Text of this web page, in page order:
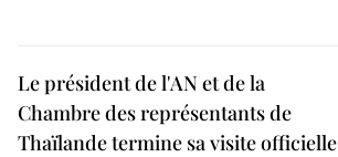
Le président de l'AN et de la
Chambre des représentants de
Thaïlande termine sa visite officielle